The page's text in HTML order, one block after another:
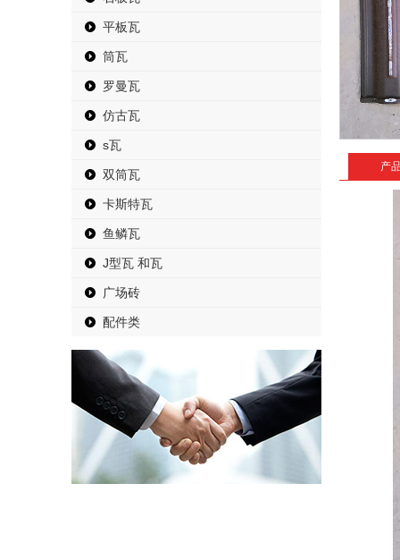
平板瓦
筒瓦
罗曼瓦
仿古瓦
s瓦
双筒瓦
卡斯特瓦
鱼鳞瓦
J型瓦 和瓦
广场砖
配件类
产